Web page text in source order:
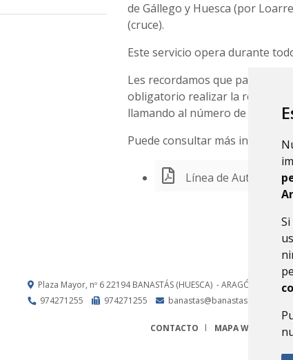
de Gállego y Huesca (por
(cruce).
Este servicio opera durante
Les recordamos que para las
obligatorio realizar la reserva
llamando al número de
Puede consultar más
Línea de Autobús
Plaza Mayor, nº 622194 BANASTÁS (HUESCA) - ARAGÓN
(ESPAÑA)
974271255
974271255 banastas@banastas.es
CONTACTO MAPA WEB